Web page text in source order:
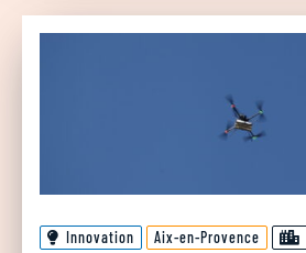
Innovation Aix-en-Provence